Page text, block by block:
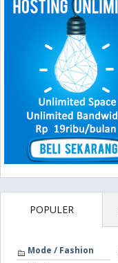
POPULER
Mode / Fashion